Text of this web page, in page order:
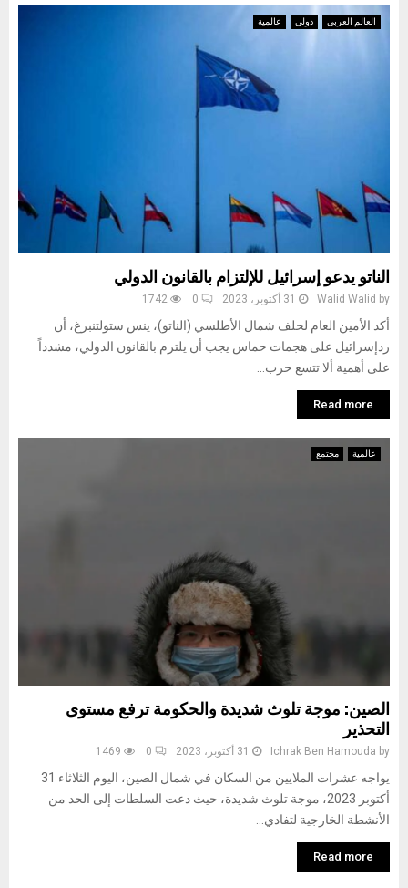
العالم العربي دولي عالمية
الناتو يدعو إسرائيل للإلتزام بالقانون الدولي
by
Walid Walid 31 أكتوبر، 2023 0
1742
أكد الأمين العام لحلف شمال الأطلسي (الناتو)، ينس ستولتنبرغ، أن
ردإسرائيل على هجمات حماس يجب أن يلتزم بالقانون الدولي، مشدداً
على أهمية ألا تتسع حرب...
Read more
عالمية مجتمع
الصين: موجة تلوث شديدة والحكومة ترفع مستوى
التحذير
by
Ichrak Ben Hamouda 31 أكتوبر، 2023 0
1469
يواجه عشرات الملايين من السكان في شمال الصين، اليوم الثلاثاء 31
أكتوبر 2023، موجة تلوث شديدة، حيث دعت السلطات إلى الحد من
الأنشطة الخارجية لتفادي...
Read more